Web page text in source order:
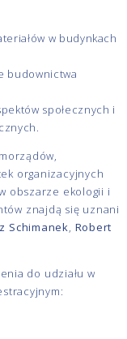
w budynkach
budownictwa
społecznych i
organizacyjnych
obszarze ekologii i
znajdą się uznani
Schimanek, Robert
do udziału w